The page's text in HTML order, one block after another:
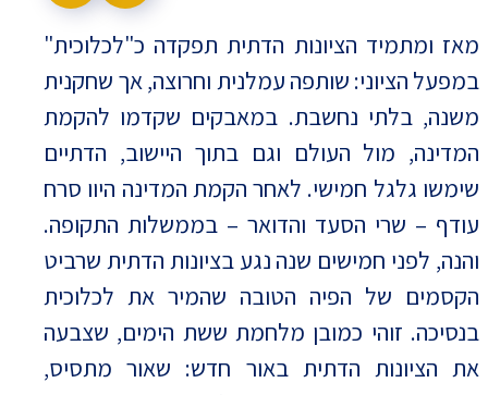
מאז ומתמיד הציונות הדתית תפקדה כ"לכלוכית"
במפעל הציוני: שותפה עמלנית וחרוצה, אך שחקנית
משנה, בלתי נחשבת. במאבקים שקדמו להקמת
המדינה, מול העולם וגם בתוך היישוב, הדתיים
שימשו גלגל חמישי. לאחר הקמת המדינה היוו סרח
עודף – שרי הסעד והדואר – בממשלות התקופה.
והנה, לפני חמישים שנה נגע בציונות הדתית שרביט
הקסמים של הפיה הטובה שהמיר את לכלוכית
בנסיכה. זוהי כמובן מלחמת ששת הימים, שצבעה
את הציונות הדתית באור חדש: שאור מתסיס,